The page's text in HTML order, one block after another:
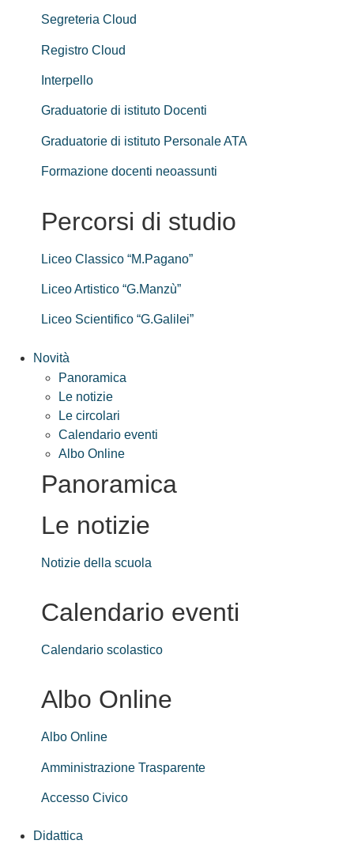
Segreteria Cloud
Registro Cloud
Interpello
Graduatorie di istituto Docenti
Graduatorie di istituto Personale ATA
Formazione docenti neoassunti
Percorsi di studio
Liceo Classico “M.Pagano”
Liceo Artistico “G.Manzù”
Liceo Scientifico “G.Galilei”
Novità
Panoramica
Le notizie
Le circolari
Calendario eventi
Albo Online
Panoramica
Le notizie
Notizie della scuola
Calendario eventi
Calendario scolastico
Albo Online
Albo Online
Amministrazione Trasparente
Accesso Civico
Didattica